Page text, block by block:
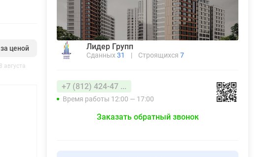
ценой
августа
Лидер Групп
Сданных 31 | Строящихся 7
+7 (812) 424-47 ...
Время работы 12:00 — 17:00
Заказать обратный звонок